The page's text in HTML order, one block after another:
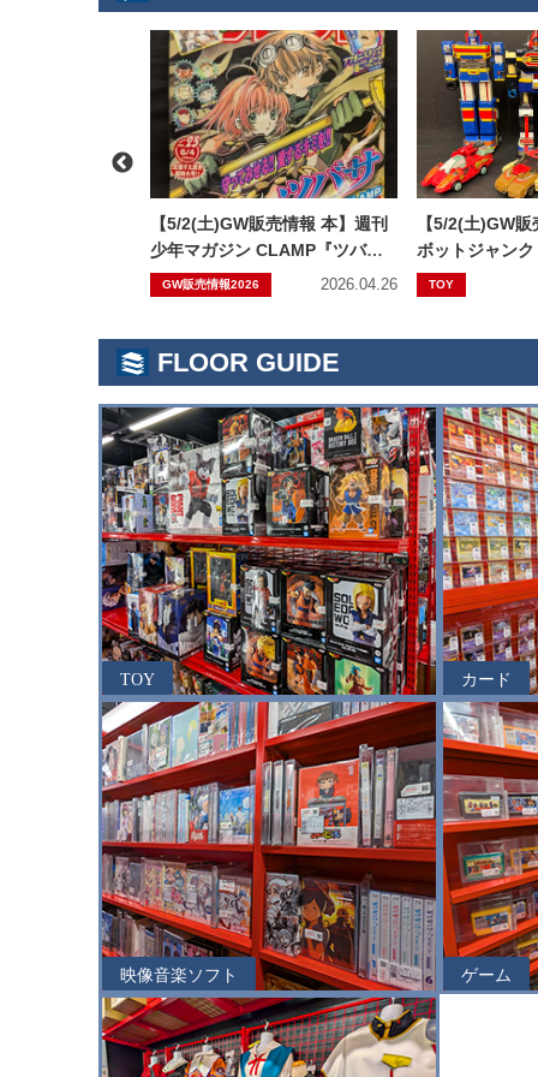
【5/2(土)GW販売情報 本】週刊
少年マガジン CLAMP『ツバ
サ』新連載号出します
GW販売情報2026 2026.04.26
【5/2(土)GW
ボットジャンク
TOY
FLOOR GUIDE
TOY カード
映像音楽ソフト ゲーム